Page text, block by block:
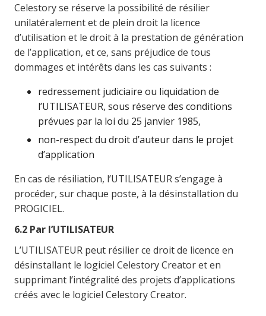
Celestory se réserve la possibilité de résilier
unilatéralement et de plein droit la licence
d’utilisation et le droit à la prestation de génération
de l’application, et ce, sans préjudice de tous
dommages et intérêts dans les cas suivants :
redressement judiciaire ou liquidation de
l’UTILISATEUR, sous réserve des conditions
prévues par la loi du 25 janvier 1985,
non-respect du droit d’auteur dans le projet
d’application
En cas de résiliation, l’UTILISATEUR s’engage à
procéder, sur chaque poste, à la désinstallation du
PROGICIEL.
6.2 Par l’UTILISATEUR
L’UTILISATEUR peut résilier ce droit de licence en
désinstallant le logiciel Celestory Creator et en
supprimant l’intégralité des projets d’applications
créés avec le logiciel Celestory Creator.